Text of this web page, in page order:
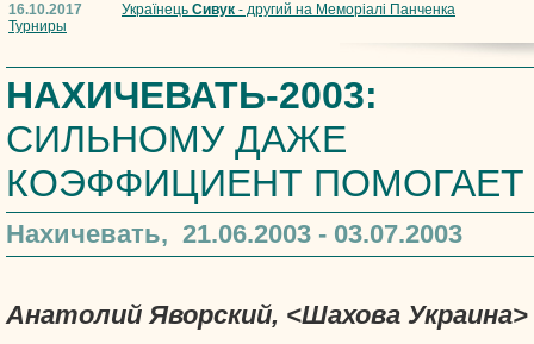
16.10.2017
Турниры
Українець Сивук - другий на Меморіалі Панченка
НАХИЧЕВАТЬ-2003:
СИЛЬНОМУ ДАЖЕ
КОЭФФИЦИЕНТ ПОМОГАЕТ
Нахичевать, 21.06.2003 - 03.07.2003
Анатолий Яворский, <Шахова Украина>